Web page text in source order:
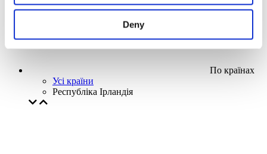
Deny
По країнах
Усі країни
Республіка Ірландія